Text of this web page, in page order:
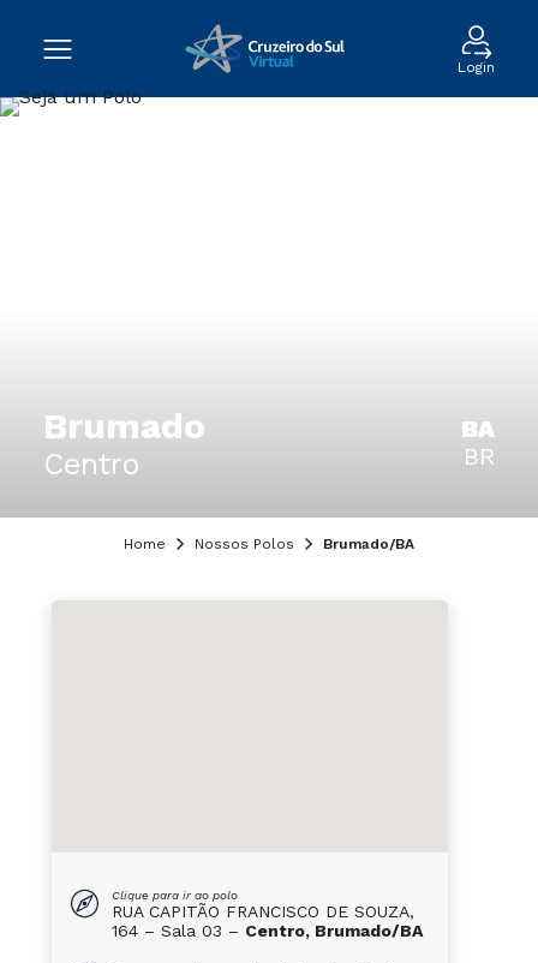
Login
Brumado
Centro
BA
BR
Home Nossos Polos Brumado/BA
Clique para ir ao polo
RUA CAPITÃO FRANCISCO DE SOUZA,
164 – Sala 03 – Centro, Brumado/BA